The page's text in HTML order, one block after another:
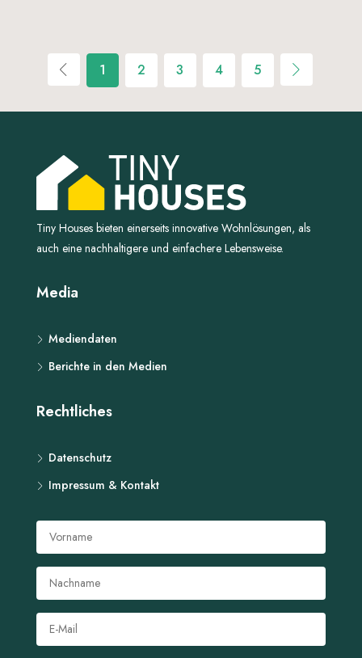
1 2 3 4 5
Tiny Houses bieten einerseits innovative Wohnlösungen, als
auch eine nachhaltigere und einfachere Lebensweise.
Media
Mediendaten
Berichte in den Medien
Rechtliches
Datenschutz
Impressum & Kontakt